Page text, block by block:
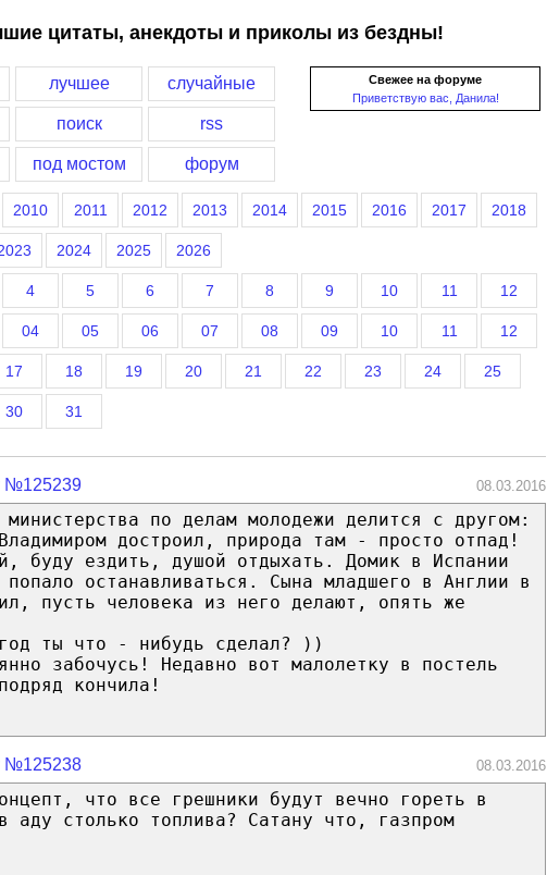
цитаты, анекдоты и приколы из бездны!
Свежее на форуме
Приветствую вас, Данила!
лучшее случайные
поиск rss
под мостом форум
2010 2011 2012 2013 2014 2015 2016 2017 2018
2024 2025 2026
4 5 6 7 8 9 10 11 12
04 05 06 07 08 09 10 11 12
17 18 19 20 21 22 23 24 25
30 31
№125239 08.03.2016
министерства по делам молодежи делится с другом:
достроил, природа там - просто отпад!
буду ездить, душой отдыхать. Домик в Испании
останавливаться. Сына младшего в Англии в
пусть человека из него делают, опять же
ты что - нибудь сделал? ))
забочусь! Недавно вот малолетку в постель
кончила!
№125238 08.03.2016
что все грешники будут вечно гореть в
столько топлива? Сатану что, газпром